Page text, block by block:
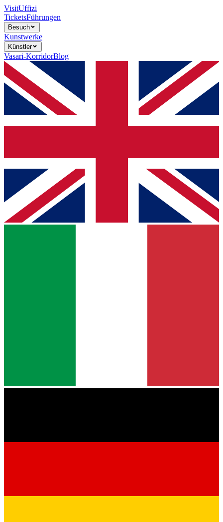
VisitUffizi
TicketsFührungen
Besuch
Kunstwerke
Künstler
Vasari-KorridorBlog